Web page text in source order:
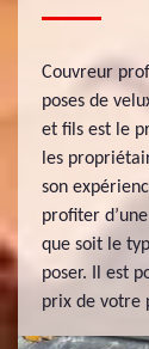
Couvreur
poses de
et fils est le
les
son
profiter
que soit le
poser. Il est
prix de votre